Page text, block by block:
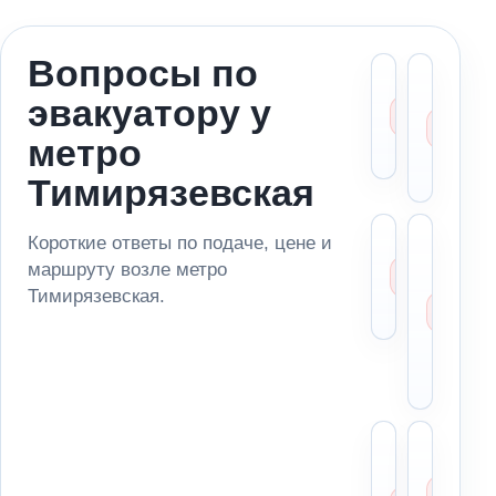
Вопросы по
эвакуатору у
метро
Тимирязевская
Короткие ответы по подаче, цене и
маршруту возле метро
Тимирязевская.